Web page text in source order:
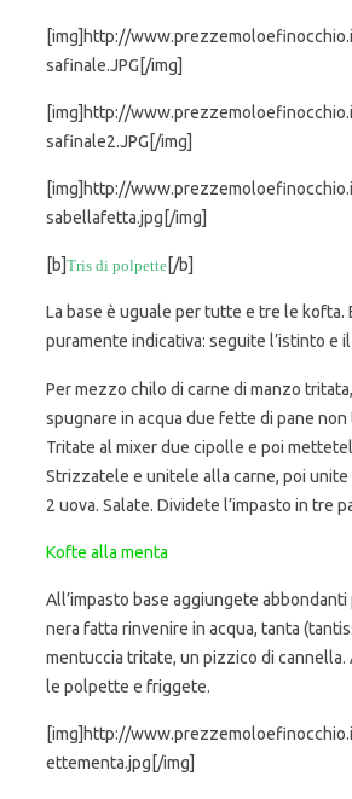
[img]http://
safinale.JPG[/img]
[img]http://
safinale2.JPG[/img]
[img]http://
sabellafetta.jpg[/img]
[b]Tris di polpette [/b]
La base è uguale per tutte e tre le kofta.
puramente indicativa: seguite l’istinto e
Per mezzo chilo di carne di manzo
spugnare in acqua due fette di pane non
Tritate al mixer due cipolle e poi
Strizzatele e unitele alla carne, poi
2 uova. Salate. Dividete l’impasto in tre
Kofte alla menta
All’impasto base aggiungete
nera fatta rinvenire in acqua, tanta
mentuccia tritate, un pizzico di cannella.
le polpette e friggete.
[img]http://
ettementa.jpg[/img]